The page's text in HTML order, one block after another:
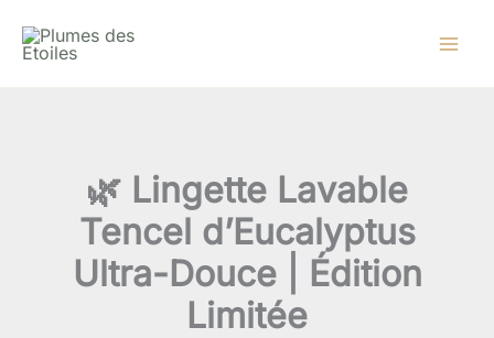
🌿 Lingette Lavable
Tencel d’Eucalyptus
Ultra-Douce | Édition
Limitée
prix
de
Douce
Édition
Limitée